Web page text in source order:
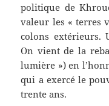
politique de
valeur les « terres
colons extérieurs.
On vient de la
lumière ») en
qui a exercé le
trente ans.